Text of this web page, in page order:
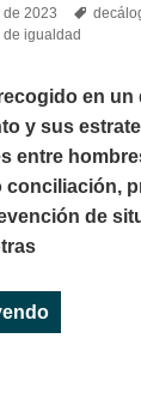
de 2023 Tags
de igualdad
en un
y sus
entre
conciliación,
de